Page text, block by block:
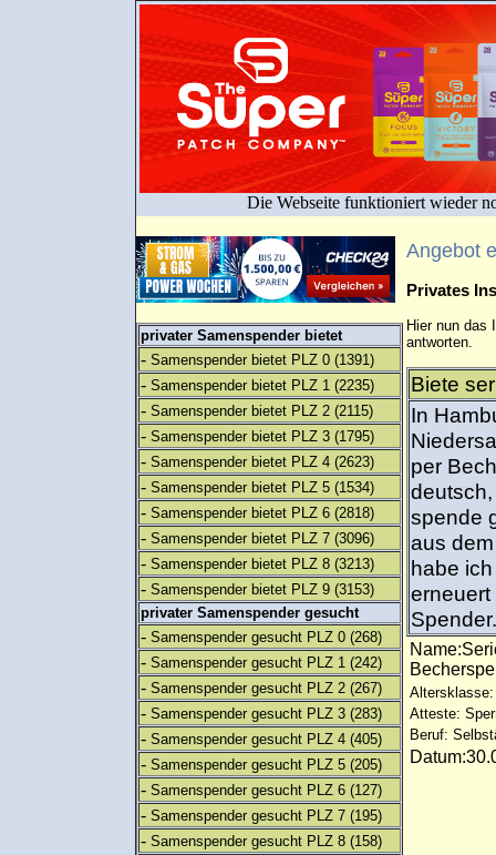
Die Webseite funktioniert wieder
privater Samenspender bietet
- Samenspender bietet PLZ 0 (1391)
- Samenspender bietet PLZ 1 (2235)
- Samenspender bietet PLZ 2 (2115)
- Samenspender bietet PLZ 3 (1795)
- Samenspender bietet PLZ 4 (2623)
- Samenspender bietet PLZ 5 (1534)
- Samenspender bietet PLZ 6 (2818)
- Samenspender bietet PLZ 7 (3096)
- Samenspender bietet PLZ 8 (3213)
- Samenspender bietet PLZ 9 (3153)
privater Samenspender gesucht
- Samenspender gesucht PLZ 0 (268)
- Samenspender gesucht PLZ 1 (242)
- Samenspender gesucht PLZ 2 (267)
- Samenspender gesucht PLZ 3 (283)
- Samenspender gesucht PLZ 4 (405)
- Samenspender gesucht PLZ 5 (205)
- Samenspender gesucht PLZ 6 (127)
- Samenspender gesucht PLZ 7 (195)
- Samenspender gesucht PLZ 8 (158)
Angebot
Privates
Hier nun das
antworten.
Biete
In
per
spende
aus
habe
erneuert
Spender.
Altersklasse:
Atteste:
Beruf: